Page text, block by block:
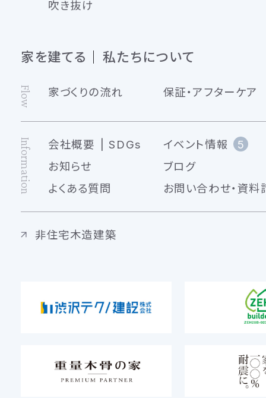
吹き抜け
家を建てる 私たちについて
Flow 家づくりの流れ 保証・アフターケア
Information 会社概要 SDGs イベント情報
5
お知らせ
ブログ
よくある質問
お問い合わせ・資料
非住宅木造建築